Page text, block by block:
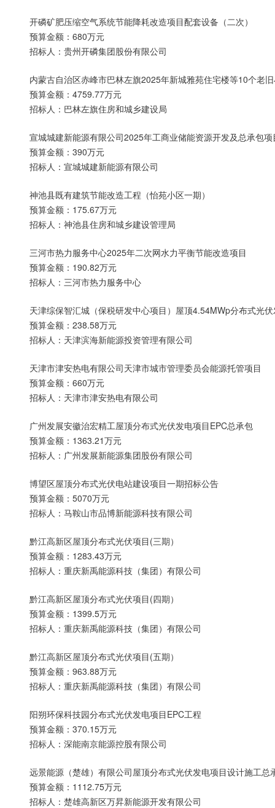
开磷矿肥压缩空气系统节能降耗改造项目配套设备（二次）
预算金额：680万元
招标人：贵州开磷集团股份有限公司
内蒙古自治区赤峰市巴林左旗2025年新城雅苑住宅楼等10个老
预算金额：4759.77万元
招标人：巴林左旗住房和城乡建设局
宣城城建新能源有限公司2025年工商业储能资源开发及总承包项
预算金额：390万元
招标人：宣城城建新能源有限公司
神池县既有建筑节能改造工程（怡苑小区一期）
预算金额：175.67万元
招标人：神池县住房和城乡建设管理局
三河市热力服务中心2025年二次网水力平衡节能改造项目
预算金额：190.82万元
招标人：三河市热力服务中心
天津综保智汇城（保税研发中心项目）屋顶4.54MWp分布式光
预算金额：238.58万元
招标人：天津滨海新能源投资管理有限公司
天津市津安热电有限公司天津市城市管理委员会能源托管项目
预算金额：660万元
招标人：天津市津安热电有限公司
广州发展安徽治宏精工屋顶分布式光伏发电项目EPC总承包
预算金额：1363.21万元
招标人：广州发展新能源集团股份有限公司
博望区屋顶分布式光伏电站建设项目一期招标公告
预算金额：5070万元
招标人：马鞍山市品博新能源科技有限公司
黔江高新区屋顶分布式光伏项目(三期）
预算金额：1283.43万元
招标人：重庆新禹能源科技（集团）有限公司
黔江高新区屋顶分布式光伏项目(四期）
预算金额：1399.5万元
招标人：重庆新禹能源科技（集团）有限公司
黔江高新区屋顶分布式光伏项目(五期）
预算金额：963.88万元
招标人：重庆新禹能源科技（集团）有限公司
阳朔环保科技园分布式光伏发电项目EPC工程
预算金额：370.15万元
招标人：深能南京能源控股有限公司
远景能源（楚雄）有限公司屋顶分布式光伏发电项目设计施工总
预算金额：1112.75万元
招标人：楚雄高新区万昇新能源开发有限公司